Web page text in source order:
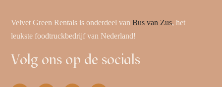
Velvet Green Rentals is onderdeel vanBus van Zus, het
leukste foodtruckbedrijf van Nederland!
Volg ons op de socials